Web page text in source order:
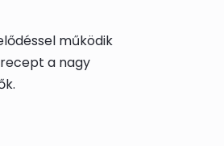
működik
a nagy